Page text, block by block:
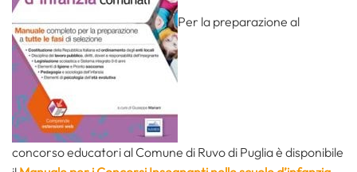
Per la preparazione al
concorso educatori al Comune di Ruvo di Puglia è disponibile